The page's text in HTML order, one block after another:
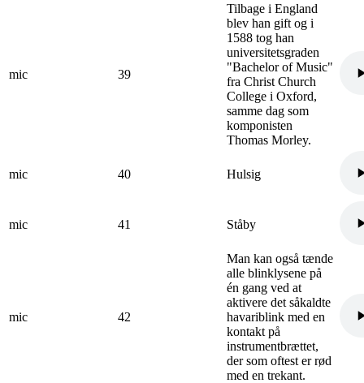
mic 39
Tilbage i England
blev han gift og i
1588 tog han
universitetsgraden
"Bachelor of Music"
fra Christ Church
College i Oxford,
samme dag som
komponisten
Thomas Morley.
mic 40 Hulsig
mic 41 Ståby
mic 42
Man kan også tænde
alle blinklysene på
én gang ved at
aktivere det såkaldte
havariblink med en
kontakt på
instrumentbrættet,
der som oftest er rød
med en trekant.